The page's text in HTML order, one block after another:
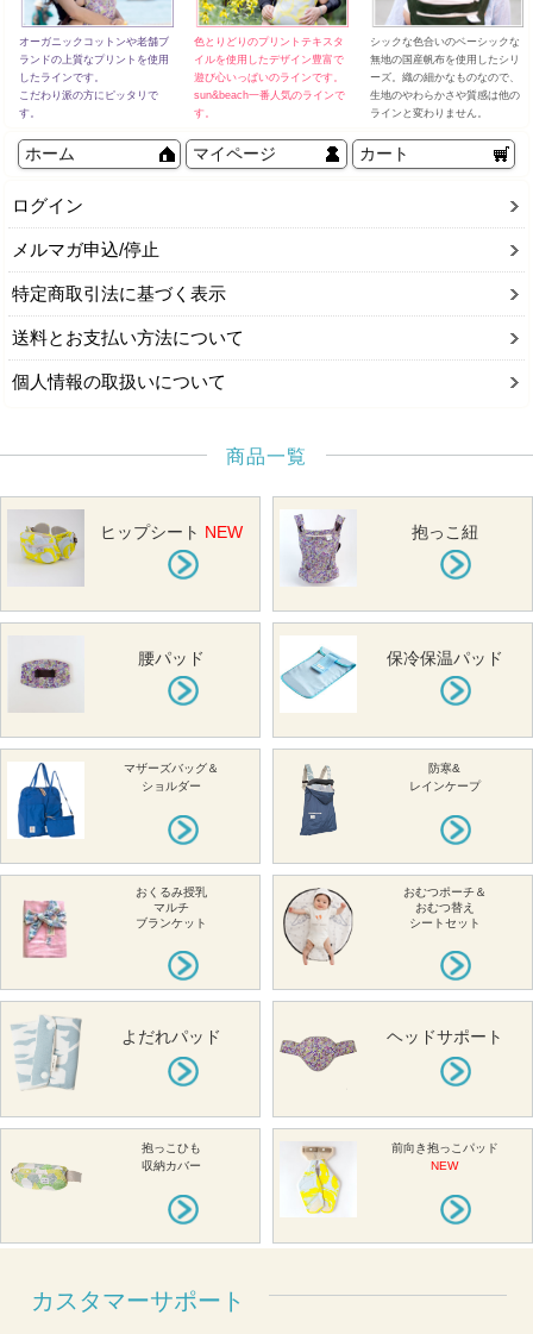
オーガニックコットンや老舗ブ
ランドの上質なプリントを使用
したラインです。
こだわり派の方にピッタリで
す。
色とりどりのプリントテキスタ
イルを使用したデザイン豊富で
遊び心いっぱいのラインです。
sun&beach一番人気のラインで
す。
シックな色合いのベーシックな
無地の国産帆布を使用したシリ
ーズ。織の細かなものなので、
生地のやわらかさや質感は他の
ラインと変わりません。
ホーム マイページ カート
ログイン
メルマガ申込/停止
特定商取引法に基づく表示
送料とお支払い方法について
個人情報の取扱いについて
商品一覧
ヒップシート NEW 抱っこ紐
腰パッド 保冷保温パッド
マザーズバッグ＆
ショルダー
防寒&
レインケープ
おくるみ授乳
マルチ
ブランケット
おむつポーチ＆
おむつ替え
シートセット
よだれパッド ヘッドサポート
抱っこひも
収納カバー
前向き抱っこパッド
NEW
カスタマーサポート